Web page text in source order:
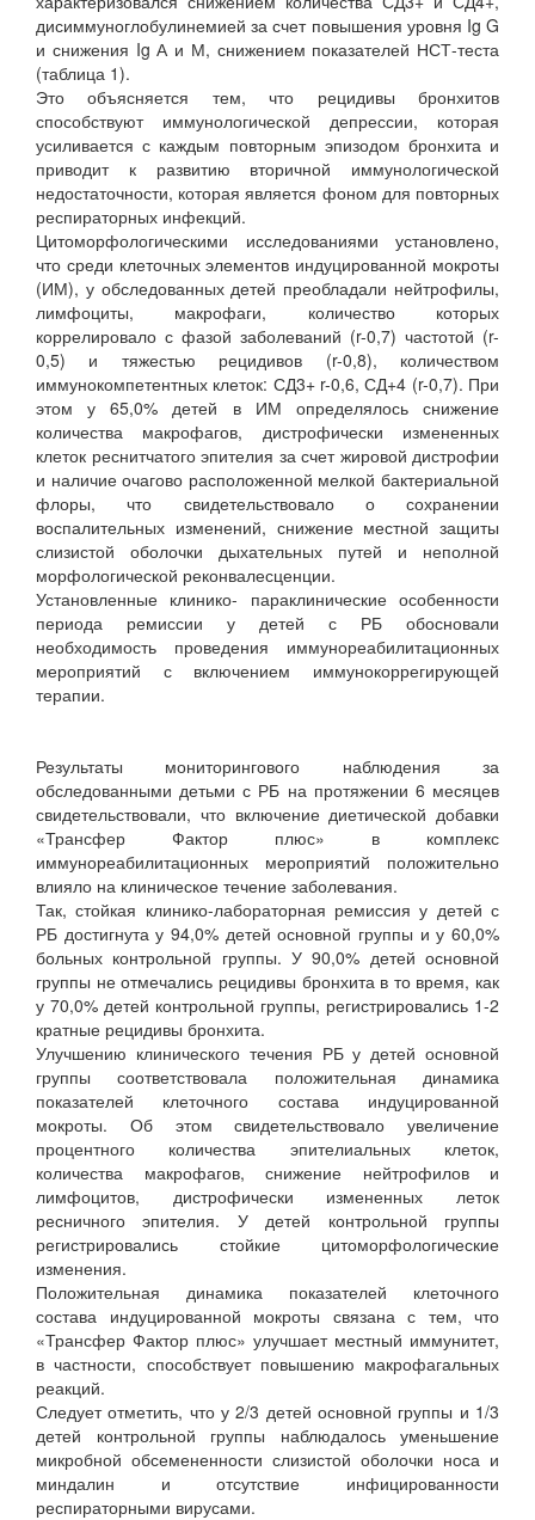
дисиммуноглобулинемией за счет повышения уровня Ig G
и снижения Ig А и М, снижением показателей НСТ-теста
(таблица 1).
Это объясняется тем, что рецидивы бронхитов
способствуют иммунологической депрессии, которая
усиливается с каждым повторным эпизодом бронхита и
приводит к развитию вторичной иммунологической
недостаточности, которая является фоном для повторных
респираторных инфекций.
Цитоморфологическими исследованиями установлено,
что среди клеточных элементов индуцированной мокроты
(ИМ), у обследованных детей преобладали нейтрофилы,
лимфоциты, макрофаги, количество которых
коррелировало с фазой заболеваний (r-0,7) частотой (r-
0,5) и тяжестью рецидивов (r-0,8), количеством
иммунокомпетентных клеток: СД3+ r-0,6, СД+4 (r-0,7). При
этом у 65,0% детей в ИМ определялось снижение
количества макрофагов, дистрофически измененных
клеток реснитчатого эпителия за счет жировой дистрофии
и наличие очагово расположенной мелкой бактериальной
флоры, что свидетельствовало о сохранении
воспалительных изменений, снижение местной защиты
слизистой оболочки дыхательных путей и неполной
морфологической реконвалесценции.
Установленные клинико- параклинические особенности
периода ремиссии у детей с РБ обосновали
необходимость проведения иммунореабилитационных
мероприятий с включением иммунокоррегирующей
терапии.
Результаты мониторингового наблюдения за
обследованными детьми с РБ на протяжении 6 месяцев
свидетельствовали, что включение диетической добавки
«Трансфер Фактор плюс» в комплекс
иммунореабилитационных мероприятий положительно
влияло на клиническое течение заболевания.
Так, стойкая клинико-лабораторная ремиссия у детей с
РБ достигнута у 94,0% детей основной группы и у 60,0%
больных контрольной группы. У 90,0% детей основной
группы не отмечались рецидивы бронхита в то время, как
у 70,0% детей контрольной группы, регистрировались 1-2
кратные рецидивы бронхита.
Улучшению клинического течения РБ у детей основной
группы соответствовала положительная динамика
показателей клеточного состава индуцированной
мокроты. Об этом свидетельствовало увеличение
процентного количества эпителиальных клеток,
количества макрофагов, снижение нейтрофилов и
лимфоцитов, дистрофически измененных леток
ресничного эпителия. У детей контрольной группы
регистрировались стойкие цитоморфологические
изменения.
Положительная динамика показателей клеточного
состава индуцированной мокроты связана с тем, что
«Трансфер Фактор плюс» улучшает местный иммунитет,
в частности, способствует повышению макрофагальных
реакций.
Следует отметить, что у 2/3 детей основной группы и 1/3
детей контрольной группы наблюдалось уменьшение
микробной обсемененности слизистой оболочки носа и
миндалин и отсутствие инфицированности
респираторными вирусами.